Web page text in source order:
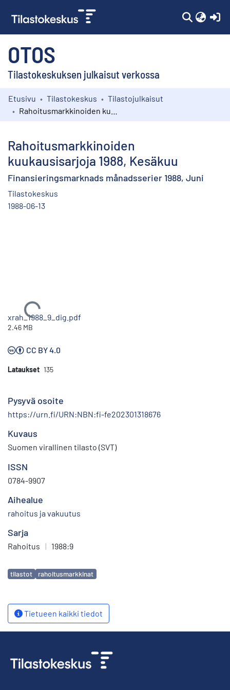
OTOS
Tilastokeskuksen julkaisut verkossa
Kokoelmat
Etusivu Tilastokeskus
Tilastojulkaisut
Rahoitusmarkkinoiden
kuukausisarjoja 1988, Kesäkuu
Finansieringsmarknads månadsserier 1988, Juni
Tilastokeskus
1988-06-13
Ladataan...
xrah_1988_9_dig.pdf
2.46 MB
CC BY 4.0
Lataukset 135
Pysyvä osoite
https://urn.fi/URN:NBN:fi-fe202301318676
Kuvaus
Suomen virallinen tilasto (SVT)
ISSN
0784-9907
Aihealue
rahoitus ja vakuutus
Sarja
Rahoitus | 1988:9
Avainsanat
tilastot rahoitusmarkkinat
Tietueen kaikki tiedot